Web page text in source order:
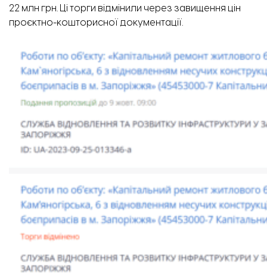
22 млн грн. Ці торги відмінили через завищення цін
проєктно-кошторисної документації.